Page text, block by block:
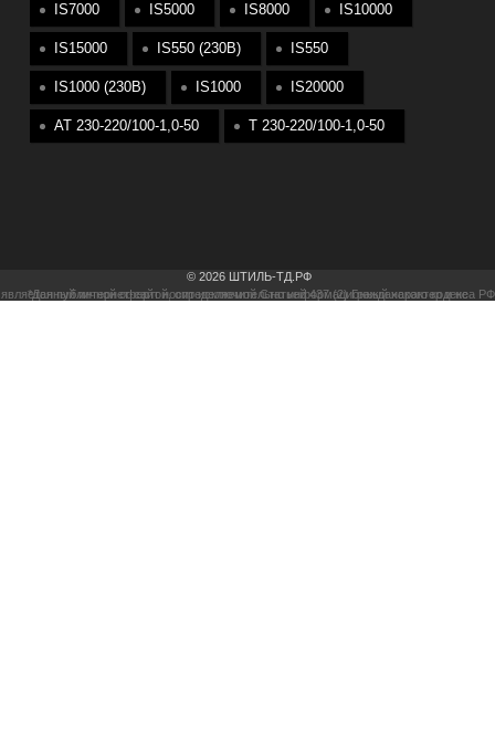
IS7000 IS5000 IS8000 IS10000
IS15000 IS550 (230В) IS550
IS1000 (230В) IS1000 IS20000
АТ 230-220/100-1,0-50 T 230-220/100-1,0-50
© 2026 ШТИЛЬ-ТД.РФ
*Данный интернет-сайт носит исключительно информационный характер и не является публичной офертой, определяемой Статьей 437 (2) Гражданского кодекса РФ